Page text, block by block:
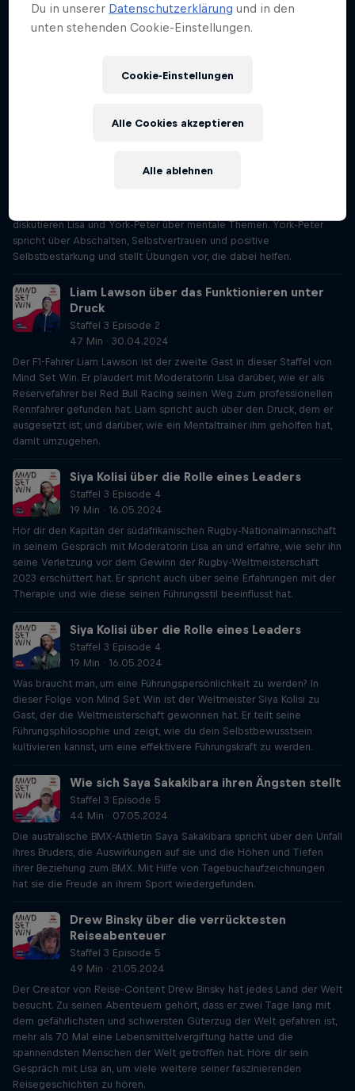
RB Leipzigs Mittelfeldspieler Xavi Simons und sein Mentaltrainer Dr.
Peter Schneider sprechen mit Lisa über alles, was mit Hochleistung
man abschalten kann, wie Xavis Leben war, als er im Rampenlicht
Staffel 3 Episode 1
diskutieren Lisa und York-Peter über mentale Themen. York-Peter
spricht über Abschalten, Selbstvertrauen und positive
Selbstbestärkung und stellt Übungen vor, die dabei helfen.
Liam Lawson über das Funktionieren unter
Druck
Staffel 3 Episode 2
47 Min · 30.04.2024
Der F1-Fahrer Liam Lawson ist der zweite Gast in dieser Staffel von
Mind Set Win. Er plaudert mit Moderatorin Lisa darüber, wie er als
Reservefahrer bei Red Bull Racing seinen Weg zum professionellen
Rennfahrer gefunden hat. Liam spricht auch über den Druck, dem er
ausgesetzt ist, und darüber, wie ein Mentaltrainer ihm geholfen hat,
damit umzugehen.
Siya Kolisi über die Rolle eines Leaders
Staffel 3 Episode 4
19 Min · 16.05.2024
Hör dir den Kapitän der südafrikanischen Rugby-Nationalmannschaft
in seinem Gespräch mit Moderatorin Lisa an und erfahre, wie sehr ihn
seine Verletzung vor dem Gewinn der Rugby-Weltmeisterschaft
2023 erschüttert hat. Er spricht auch über seine Erfahrungen mit der
Therapie und wie diese seinen Führungsstil beeinflusst hat.
Siya Kolisi über die Rolle eines Leaders
Staffel 3 Episode 4
19 Min · 16.05.2024
Was braucht man, um eine Führungspersönlichkeit zu werden? In
dieser Folge von Mind Set Win ist der Weltmeister Siya Kolisi zu
Gast, der die Weltmeisterschaft gewonnen hat. Er teilt seine
Führungsphilosophie und zeigt, wie du dein Selbstbewusstsein
kultivieren kannst, um eine effektivere Führungskraft zu werden.
Wie sich Saya Sakakibara ihren Ängsten stellt
Staffel 3 Episode 5
44 Min · 07.05.2024
Die australische BMX-Athletin Saya Sakakibara spricht über den Unfall
ihres Bruders, die Auswirkungen auf sie und die Höhen und Tiefen
ihrer Beziehung zum BMX. Mit Hilfe von Tagebuchaufzeichnungen
hat sie die Freude an ihrem Sport wiedergefunden.
Drew Binsky über die verrücktesten
Reiseabenteuer
Staffel 3 Episode 5
49 Min · 21.05.2024
Der Creator von Reise-Content Drew Binsky hat jedes Land der Welt
besucht. Zu seinen Abenteuern gehört, dass er zwei Tage lang mit
dem gefährlichsten und schwersten Güterzug der Welt gefahren ist,
mehr als 70 Mal eine Lebensmittelvergiftung hatte und die
spannendsten Menschen der Welt getroffen hat. Höre dir sein
Gespräch mit Lisa an, um viele weitere seiner faszinierenden
Reisegeschichten zu hören.
Du in unserer Datenschutzerklärung und in den
unten stehenden Cookie-Einstellungen.
Cookie-Einstellungen
Alle ablehnen
Alle Cookies akzeptieren